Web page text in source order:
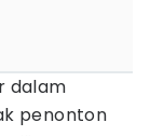
dalam
penonton